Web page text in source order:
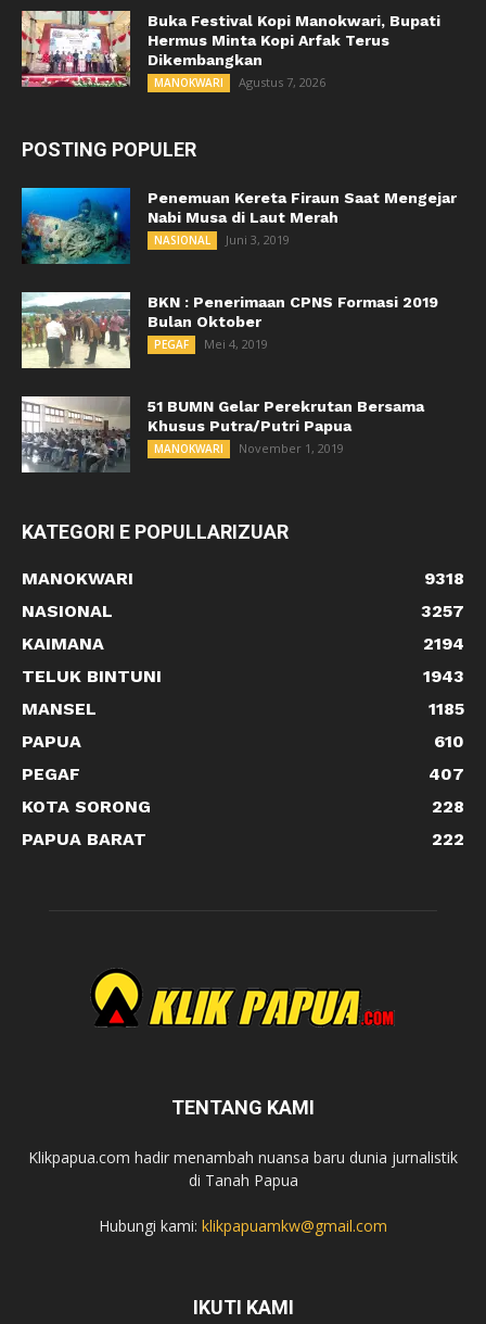
Buka Festival Kopi Manokwari, Bupati
Hermus Minta Kopi Arfak Terus
Dikembangkan
MANOKWARI Agustus 7, 2026
POSTING POPULER
Penemuan Kereta Firaun Saat Mengejar
Nabi Musa di Laut Merah
NASIONAL Juni 3, 2019
BKN : Penerimaan CPNS Formasi 2019
Bulan Oktober
PEGAF Mei 4, 2019
51 BUMN Gelar Perekrutan Bersama
Khusus Putra/Putri Papua
MANOKWARI November 1, 2019
KATEGORI E POPULLARIZUAR
MANOKWARI
9318
NASIONAL
3257
KAIMANA
2194
TELUK BINTUNI
1943
MANSEL
1185
PAPUA
610
PEGAF
407
KOTA SORONG
228
PAPUA BARAT
222
TENTANG KAMI
Klikpapua.com hadir menambah nuansa baru dunia jurnalistik
di Tanah Papua
Hubungi kami: klikpapuamkw@gmail.com
IKUTI KAMI